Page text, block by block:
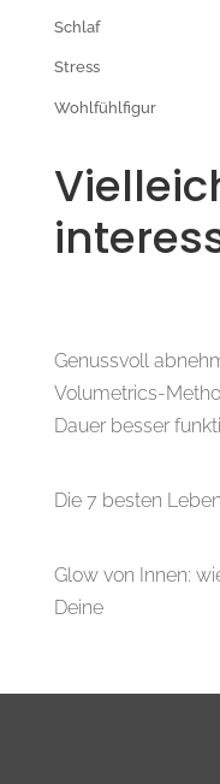
Schlaf
Stress
Wohlfühlfigur
Genussvoll
Volumetrics-
Dauer besser
Die 7 besten
Glow von Innen:
Deine